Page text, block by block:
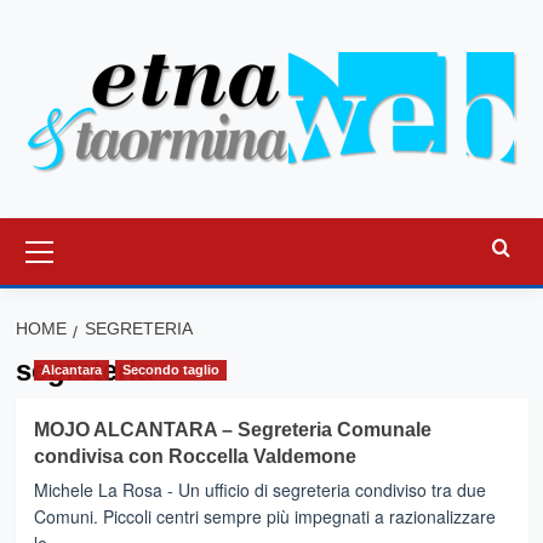
principale
HOME SEGRETERIA
segreteria
Alcantara Secondo taglio
MOJO ALCANTARA – Segreteria Comunale
condivisa con Roccella Valdemone
Michele La Rosa - Un ufficio di segreteria condiviso tra due
Comuni. Piccoli centri sempre più impegnati a razionalizzare